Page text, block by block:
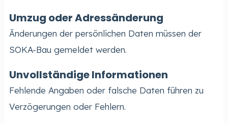
Umzug oder Adressänderung
Änderungen der persönlichen Daten müssen der
SOKA-Bau gemeldet werden.
Unvollständige Informationen
Fehlende Angaben oder falsche Daten führen zu
Verzögerungen oder Fehlern.